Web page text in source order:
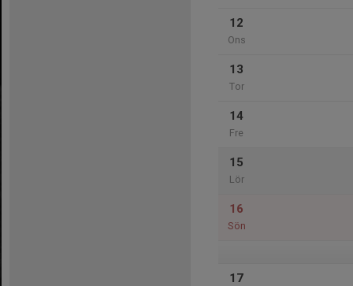
12
Ons
13
Tor
14
Fre
15
Lör
16
Sön
17